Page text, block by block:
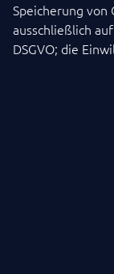
Speicherung
ausschließlich
DSGVO; die